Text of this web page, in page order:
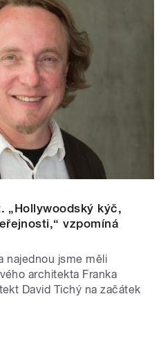
„Hollywoodský kýč,
vzpomíná
najednou jsme měli
architekta Franka
David Tichý na začátek